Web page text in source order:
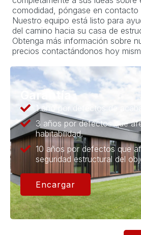
comodidad, póngase en
Nuestro equipo está listo para
del camino hacia su casa de
Obtenga más información sobre
precios contactándonos hoy
Garantía
1 año por defectos de
3 años por defectos que
habitabilidad.
10 años por defectos que
seguridad estructural del
Encargar